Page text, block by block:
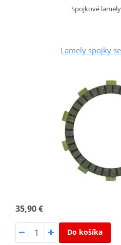
Spojkové lamely
Lamely spojky
35,90 €
Do košíka